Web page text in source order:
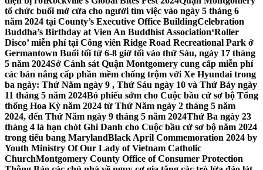
tổ chức buổi mở cửa cho người tìm việc vào ngày 5 tháng 6
năm 2024 tại County’s Executive Office BuildingCelebration
Buddha’s Birthday at Vien An Buddhist Association‘Roller
Disco’ miễn phí tại Công viên Ridge Road Recreational Park ở
Germantown Buổi tối từ 6-8 giờ tối vào thứ Sáu, ngày 17 tháng
5 năm 2024Sở Cảnh sát Quận Montgomery cung cấp miễn phí
các bản nâng cấp phần mềm chống trộm với Xe Hyundai trong
ba ngày: Thứ Năm ngày 9 , Thứ Sáu ngày 10 và Thứ Bảy ngày
11 tháng 5 năm 2024Bỏ phiếu sớm cho Cuộc bầu cử sơ bộ Tổng
thống Hoa Kỳ năm 2024 từ Thứ Năm ngày 2 tháng 5 năm
2024, đến Thứ Năm ngày 9 tháng 5 năm 2024Thứ Ba ngày 23
tháng 4 là hạn chót Ghi Danh cho Cuộc bầu cử sơ bộ năm 2024
trong tiểu bang MarylandBlack April Commemoration 2024 by
Youth Ministry Of Our Lady of Vietnam Catholic
ChurchMontgomery County Office of Consumer Protection